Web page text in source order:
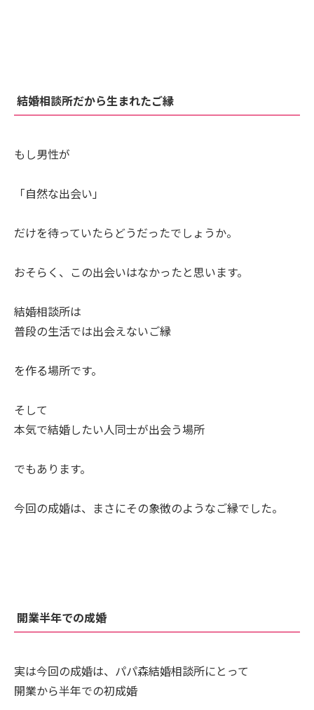
結婚相談所だから生まれたご縁
もし男性が
「自然な出会い」
だけを待っていたらどうだったでしょうか。
おそらく、この出会いはなかったと思います。
結婚相談所は
普段の生活では出会えないご縁
を作る場所です。
そして
本気で結婚したい人同士が出会う場所
でもあります。
今回の成婚は、まさにその象徴のようなご縁でした。
開業半年での成婚
実は今回の成婚は、パパ森結婚相談所にとって
開業から半年での初成婚